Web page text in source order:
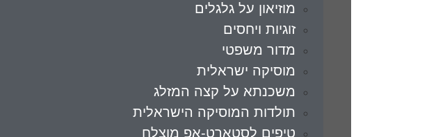
מוזיאון על גלגלים
זוגיות ויחסים
מדור משפטי
מוסיקה ישראלית
משכנתא על קצה המזלג
תולדות המוסיקה הישראלית
טיפים לסטארט-אפ מוצלח